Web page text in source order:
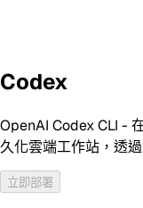
Codex
OpenAI Codex CLI -
久化雲端工作站，透
立即部署